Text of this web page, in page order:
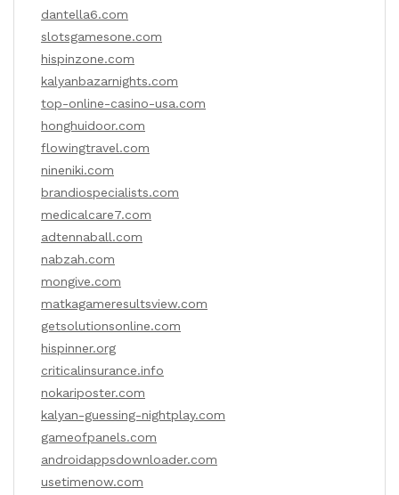
dantella6.com
slotsgamesone.com
hispinzone.com
kalyanbazarnights.com
top-online-casino-usa.com
honghuidoor.com
flowingtravel.com
nineniki.com
brandiospecialists.com
medicalcare7.com
adtennaball.com
nabzah.com
mongive.com
matkagameresultsview.com
getsolutionsonline.com
hispinner.org
criticalinsurance.info
nokariposter.com
kalyan-guessing-nightplay.com
gameofpanels.com
androidappsdownloader.com
usetimenow.com